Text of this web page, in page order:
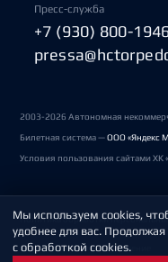
Пресс-служба
+7 (930) 800-
2003-2026 Автономная
Билетная система —ООО «Яндекс
Условия пользования сайтами ХК
Политика обработки
Пользовательское соглашение
Мы используем cookies,
удобнее для вас.
с обработкой cookies.